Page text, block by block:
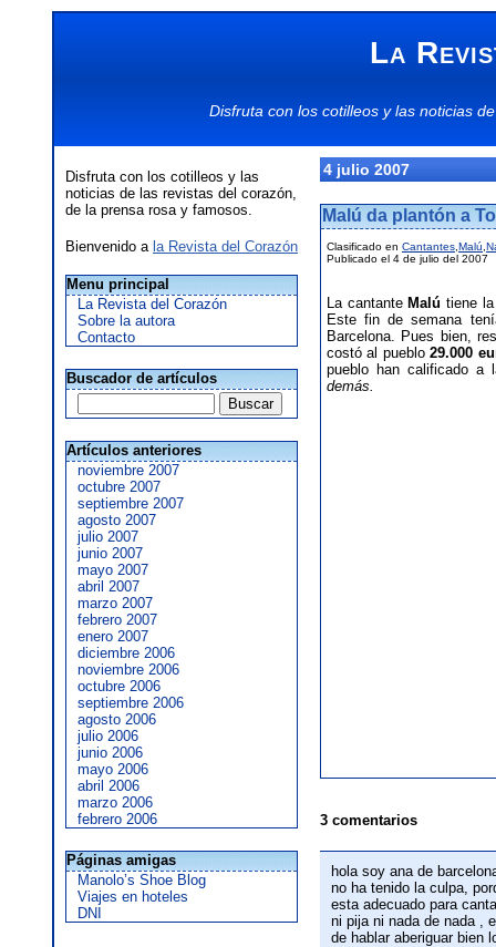
La
Disfruta con los cotilleosy las noticias
Disfruta con los cotilleos y las
noticias de las revistas del corazón,
de la prensa rosa y famosos.
Bienvenido a la Revista del Corazón
Menu principal
La Revista del Corazón
Sobre la autora
Contacto
Buscador de artículos
Artículos anteriores
noviembre 2007
octubre 2007
septiembre 2007
agosto 2007
julio 2007
junio 2007
mayo 2007
abril 2007
marzo 2007
febrero 2007
enero 2007
diciembre 2006
noviembre 2006
octubre 2006
septiembre 2006
agosto 2006
julio 2006
junio 2006
mayo 2006
abril 2006
marzo 2006
febrero 2006
Páginas amigas
Manolo’s Shoe Blog
Viajes en hoteles
DNI
4 julio 2007
Malú da plantón a
Clasificado en Cantantes Malú
Publicado el 4 de julio del 2007
La cantante Malú tiene
Este fin de semana
Barcelona. Pues bien,
costó al pueblo29.000
pueblo han calificado a
demás.
3 comentarios
hola soy ana de
no ha tenido la culpa,
esta adecuado para
ni pija ni nada de nada ,
de hablar aberiguar bien